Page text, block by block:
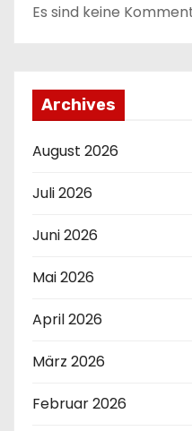
Es sind keine
Archives
August 2026
Juli 2026
Juni 2026
Mai 2026
April 2026
März 2026
Februar 2026